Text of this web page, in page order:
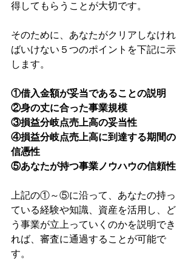
得してもらうことが大切です。
そのために、あなたがクリアしなけれ
ばいけない５つのポイントを下記に示
します。
①借入金額が妥当であることの説明
②身の丈に合った事業規模
③損益分岐点売上高の妥当性
④損益分岐点売上高に到達する期間の
信憑性
⑤あなたが持つ事業ノウハウの信頼性
上記の①～⑤に沿って、あなたの持っ
ている経験や知識、資産を活用し、ど
う事業が立上っていくのかを説明でき
れば、審査に通過することが可能で
す。